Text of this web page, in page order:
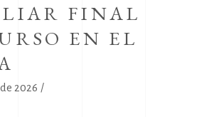
FINAL
EN EL
2026